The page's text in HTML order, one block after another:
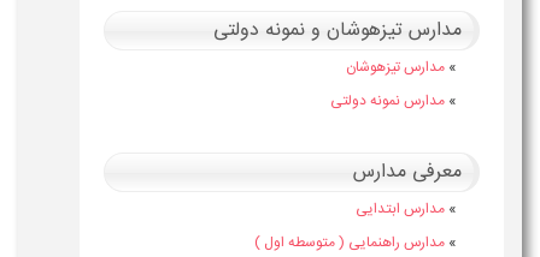
مدارس تیزهوشان و نمونه دولتی
» مدارس تیزهوشان
» مدارس نمونه دولتی
معرفی مدارس
» مدارس ابتدایی
» مدارس راهنمایی ( متوسطه اول )